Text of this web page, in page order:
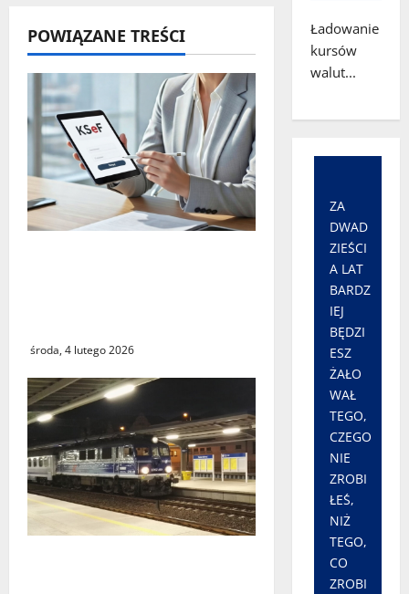
s
y
POWIĄZANE TREŚCI
środa, 4 lutego 2026
Ładowanie
kursów
walut...
ZA
DWAD
ZIEŚCI
A LAT
BARDZ
IEJ
BĘDZI
ESZ
ŻAŁO
WAŁ
TEGO,
CZEGO
NIE
ZROBI
ŁEŚ,
NIŻ
TEGO,
CO
ZROBI